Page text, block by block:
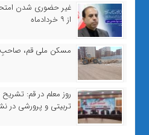
غیر حضوری شدن
از ۹ خردادماه
مسکن ملی قم،
روز معلم در قم:
تربیتی و پرورشی